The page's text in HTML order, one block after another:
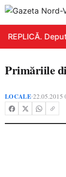
REPLICĂ.
Primăriile
LOCALE•22.05.2015